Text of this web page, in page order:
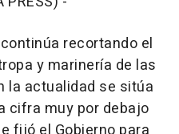
recortando el
y marinería de las
la actualidad se sitúa
cifra muy por debajo